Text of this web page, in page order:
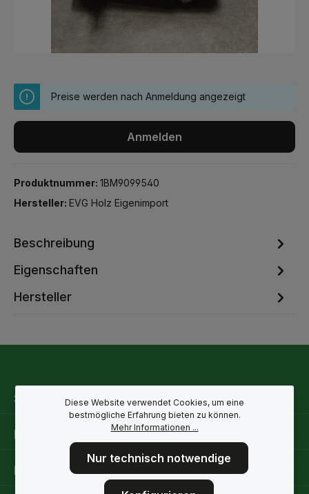
Preise werden nach Anmeldung angezeigt
Anmelden
Produktnummer: 1BM9099540
Hersteller: EVG Holz Eigenimport
Beschreibung
Eigenschaften
Hersteller
Service-Hotline
Rechtliche Hinweise
Informationen
Diese Website verwendet Cookies, um eine
bestmögliche Erfahrung bieten zu können.
Mehr Informationen ...
Nur technisch notwendige